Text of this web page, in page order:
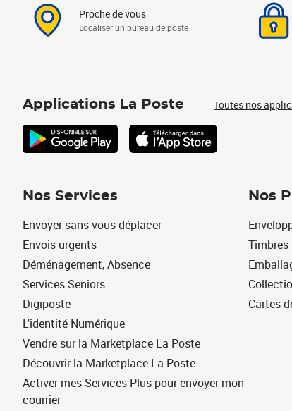
Proche de vous
Localiser un bureau de poste
Applications La Poste Toutes nos
Nos Services
Envoyer sans vous déplacer
Envois urgents
Déménagement, Absence
Services Seniors
Digiposte
L'identité Numérique
Vendre sur la Marketplace La Poste
Découvrir la Marketplace La Poste
Activer mes Services Plus pour envoyer mon
courrier
Nos
Timbres
Cartes